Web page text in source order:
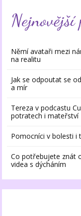
Nejnovější
Němí avataři mezi
na realitu
Jak se odpoutat se
a mír
Tereza v podcastu
potratech i mateřství
Pomocníci v bolesti i
Co potřebujete znát
videa s dýcháním